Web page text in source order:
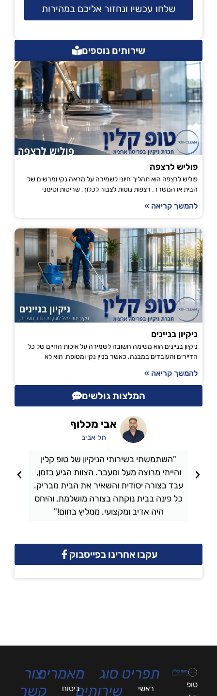
שלחו עכשיו ונחזור אליכם במהירות
שירותים נוספים
פוליש לרצפה
פוליש לרצפה הוא תהליך חיוני לשמירה על מראה נקי ומרשים של
הבית או המשרד. רצפות נוטות לצבור לכלוך, שריטות וסימני
להמשך קריאה »
ניקיון בניינים
ניקיון בניינים הוא משימה חשובה לשמירה על איכות החיים של כל
הדיירים והעובדים במבנה. כאשר בניין נקי ומטופח, הוא לא
להמשך קריאה »
המלצות גולשים
"השתמשתי בשירותי הניקיון של טופ קלין
והייתי מרוצה מעל ומעבר. הצוות הגיע בזמן,
עבד בצורה יסודית והשאיר את הבית מבריק.
כל פינה בבית נוקתה בצורה מושלמת, והיחס
היה אדיב ומקצועי. ממליץ בחום!"
אבי מכלוף
תל אביב
עקבו אחרינו בפייסבוק
טופ
תפריט
ראשי
סוג
שירותים
מאמרים
ביטוח
צור
קשר